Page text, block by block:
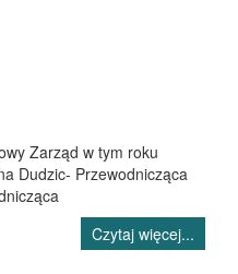
Zarząd w tym roku
Dudzic- Przewodnicząca
Czytaj więcej...